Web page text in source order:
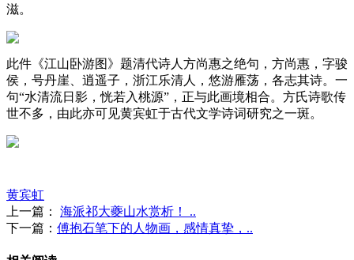
滋。
此件《江山卧游图》题清代诗人方尚惠之绝句，方尚惠，字骏
侯，号丹崖、逍遥子，浙江乐清人，悠游雁荡，各志其诗。一
句“水清流日影，恍若入桃源”，正与此画境相合。方氏诗歌传
世不多，由此亦可见黄宾虹于古代文学诗词研究之一斑。
黄宾虹
上一篇：
海派祁大夔山水赏析！ ..
下一篇： 傅抱石笔下的人物画，感情真挚，..